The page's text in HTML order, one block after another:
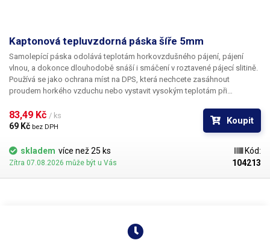
Kaptonová tepluvzdorná páska šíře 5mm
Samolepící páska odolává teplotám horkovzdušného pájení, pájení
vlnou, a dokonce dlouhodobě snáší i smáčení v roztavené pájecí slitině.
Používá se jako ochrana míst na DPS, která nechcete zasáhnout
proudem horkého vzduchu nebo vystavit vysokým teplotám při
tak prostor pro bezpečné pájení a omezíte možnost poškození zvláště
plastových součástí např. horkým vzduchem.
83,49 Kč / ks
69 Kč bez DPH
Koupit
skladem více než 25 ks
Zítra 07.08.2026 může být u Vás
Kód:
104213